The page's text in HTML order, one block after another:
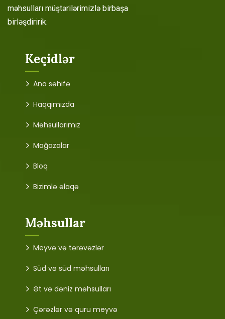
məhsulları müştərilərimizlə birbaşa
birləşdiririk.
Keçidlər
Ana səhifə
Haqqımızda
Məhsullarımız
Mağazalar
Bloq
Bizimlə əlaqə
Məhsullar
Meyvə və tərəvəzlər
Süd və süd məhsulları
Ət və dəniz məhsulları
Çərəzlər və quru meyvə